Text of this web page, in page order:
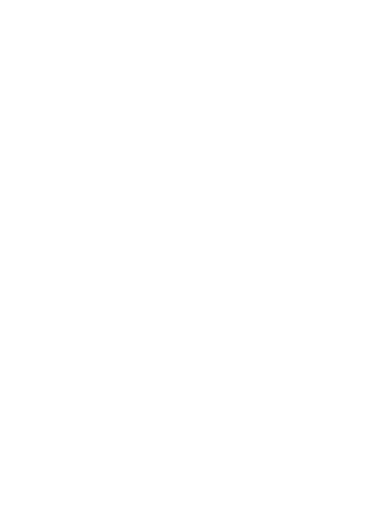
werden
optimale